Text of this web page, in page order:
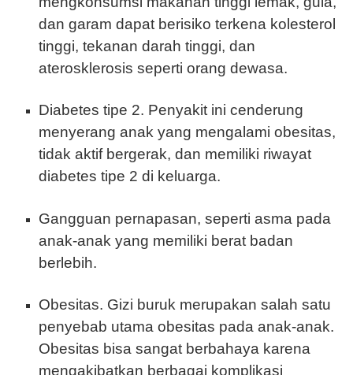
dan garam dapat berisiko terkena kolesterol
tinggi, tekanan darah tinggi, dan
aterosklerosis seperti orang dewasa.
Diabetes tipe 2. Penyakit ini cenderung
menyerang anak yang mengalami obesitas,
tidak aktif bergerak, dan memiliki riwayat
diabetes tipe 2 di keluarga.
Gangguan pernapasan, seperti asma pada
anak-anak yang memiliki berat badan
berlebih.
Obesitas. Gizi buruk merupakan salah satu
penyebab utama obesitas pada anak-anak.
Obesitas bisa sangat berbahaya karena
mengakibatkan berbagai komplikasi